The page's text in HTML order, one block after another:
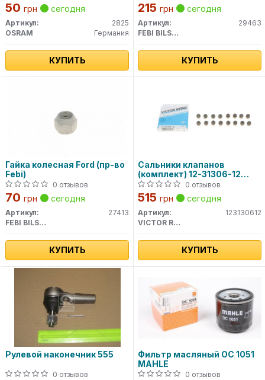
50 грн сегодня
Артикул:
2825
OSRAM
Германия
КУПИТЬ
215 грн сегодня
Артикул:
29463
FEBI BILSTEIN
КУПИТЬ
Гайка колесная Ford (пр-во
Febi)
0 отзывов
70 грн сегодня
Артикул:
27413
FEBI BILSTEIN
КУПИТЬ
Сальники клапанов
(комплект) 12-31306-12
VICTOR REINZ0 отзывов
515 грн сегодня
Артикул:
123130612
VICTOR REINZ
КУПИТЬ
Рулевой наконечник 555
0 отзывов
Фильтр масляный OC 1051
MAHLE
0 отзывов